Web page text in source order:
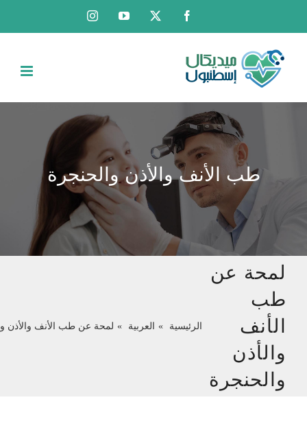
to
content
Facebook
X
YouTube
Instagram
طب الأنف والأذن والحنجرة
لمحة عن
طب
الأنف
والأذن
والحنجرة
الرئيسية العربية لمحة عن طب الأنف والأذن